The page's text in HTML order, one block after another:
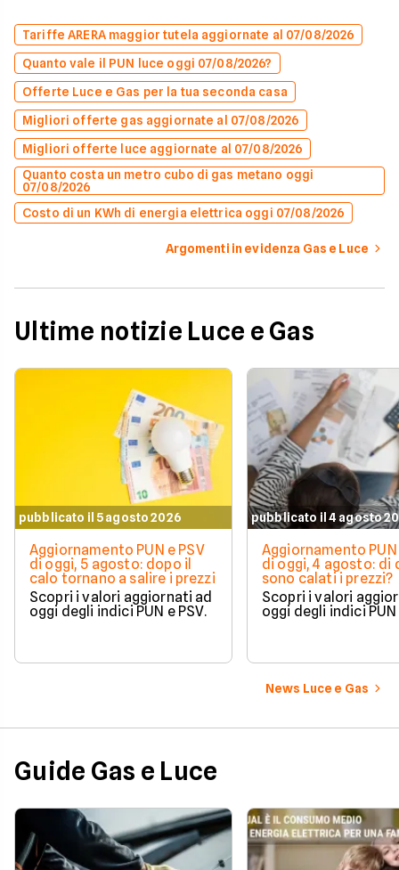
Tariffe ARERA maggior tutela aggiornate al 07/08/2026
Quanto vale il PUN luce oggi 07/08/2026?
Offerte Luce e Gas per la tua seconda casa
Migliori offerte gas aggiornate al 07/08/2026
Migliori offerte luce aggiornate al 07/08/2026
Quanto costa un metro cubo di gas metano oggi
07/08/2026
Costo di un KWh di energia elettrica oggi 07/08/2026
Argomenti in evidenza Gas e Luce
Ultime notizie Luce e Gas
pubblicato il 5 agosto 2026
Aggiornamento PUN e PSV
di oggi, 5 agosto: dopo il
calo tornano a salire i prezzi
Scopri i valori aggiornati ad
oggi degli indici PUN e PSV.
pubblicato il 4 agosto
Aggiornamento PUN
di oggi, 4 agosto: di
sono calati i prezzi?
Scopri i valori
oggi degli indici PUN
News Luce e Gas
Guide Gas e Luce